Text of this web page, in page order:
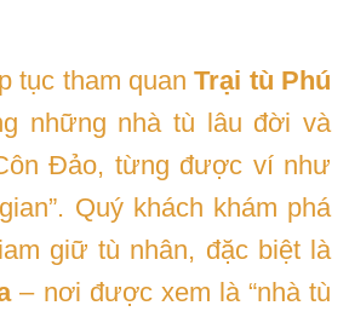
tục tham quanTrại tù Phú
những nhà tù lâu đời và
Đảo, từng được ví như
Quý khách khám phá
giữ tù nhân, đặc biệt là
– nơi được xem là “nhà tù